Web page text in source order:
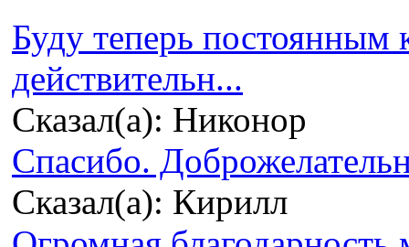
Буду теперь
действительн...
Сказал(а): Никонор
Спасибо.
Сказал(а): Кирилл